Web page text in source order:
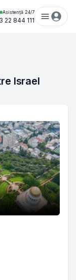
Asistență 24/7
22 844 111
Israel